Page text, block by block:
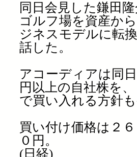
同日会見した鎌田
ゴルフ場を資産か
ジネスモデルに転
話した。
アコーディアは同
円以上の自社株を
で買い入れる方針
買い付け価格は２
０円。
(日経)